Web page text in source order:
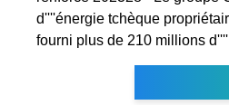
d''''énergie tchèque
fourni plus de 210 millions